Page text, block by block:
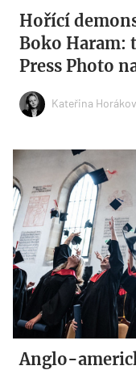
Hořící
Boko Haram:
Press Photo
Kateřina
Anglo-